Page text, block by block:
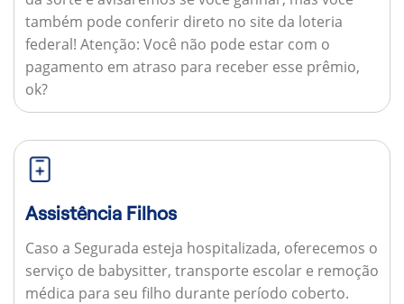
também pode conferir direto no site da loteria
federal! Atenção: Você não pode estar com o
pagamento em atraso para receber esse prêmio,
ok?
Assistência Filhos
Caso a Segurada esteja hospitalizada, oferecemos o
serviço de babysitter, transporte escolar e remoção
médica para seu filho durante período coberto.